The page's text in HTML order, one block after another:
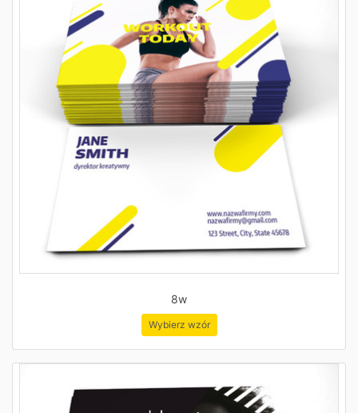
8w
Wybierz wzór